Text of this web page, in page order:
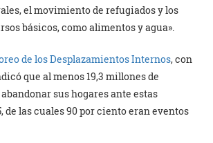
el movimiento de refugiados y los
básicos, como alimentos y agua».
de los Desplazamientos Internos, con
que al menos 19,3 millones de
sus hogares ante estas
de las cuales 90 por ciento eran eventos